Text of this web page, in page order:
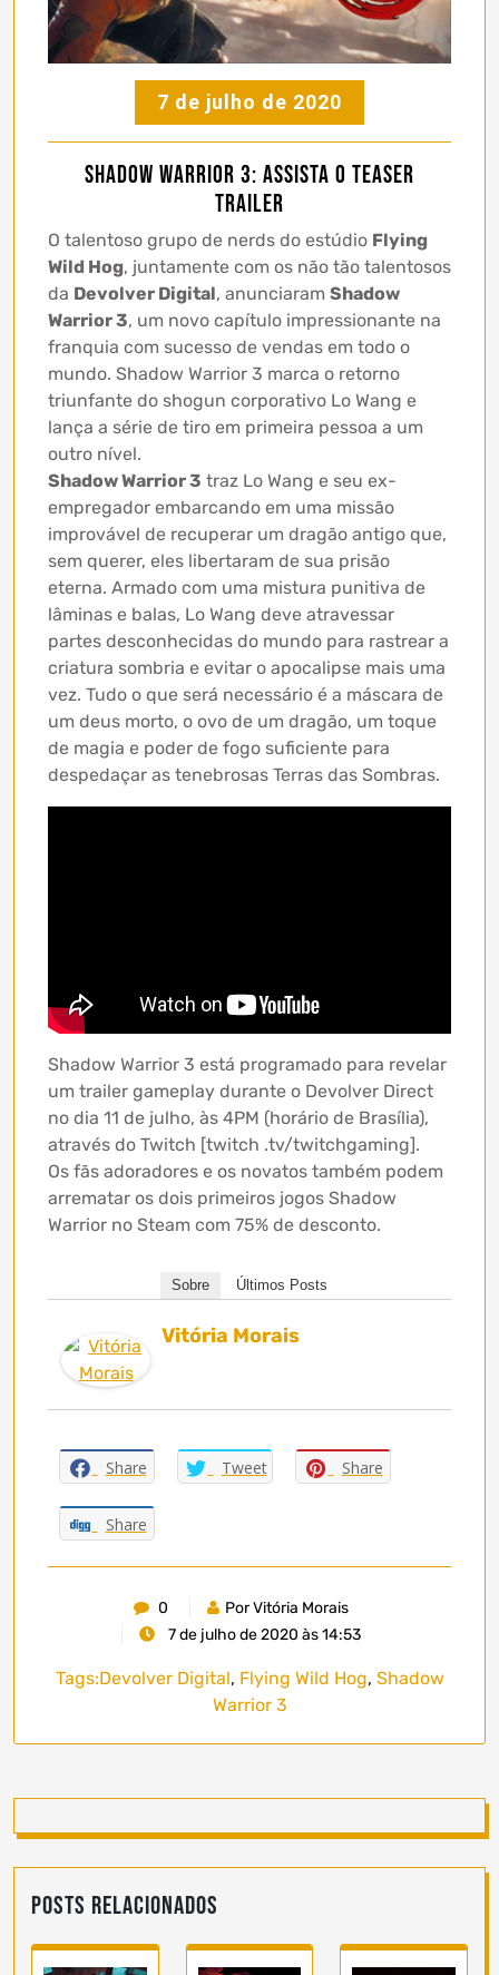
7 de julho de 2020
Shadow Warrior 3: assista o teaser
trailer
O talentoso grupo de nerds do estúdio Flying
Wild Hog, juntamente com os não tão talentosos
da Devolver Digital, anunciaram Shadow
Warrior 3, um novo capítulo impressionante na
franquia com sucesso de vendas em todo o
mundo. Shadow Warrior 3 marca o retorno
triunfante do shogun corporativo Lo Wang e
lança a série de tiro em primeira pessoa a um
outro nível.
Shadow Warrior 3 traz Lo Wang e seu ex-
empregador embarcando em uma missão
improvável de recuperar um dragão antigo que,
sem querer, eles libertaram de sua prisão
eterna. Armado com uma mistura punitiva de
lâminas e balas, Lo Wang deve atravessar
partes desconhecidas do mundo para rastrear a
criatura sombria e evitar o apocalipse mais uma
vez. Tudo o que será necessário é a máscara de
um deus morto, o ovo de um dragão, um toque
de magia e poder de fogo suficiente para
despedaçar as tenebrosas Terras das Sombras.
Shadow Warrior 3 está programado para revelar
um trailer gameplay durante o Devolver Direct
no dia 11 de julho, às 4PM (horário de Brasília),
através do Twitch [twitch .tv/twitchgaming].
Os fãs adoradores e os novatos também podem
arrematar os dois primeiros jogos Shadow
Warrior no Steam com 75% de desconto.
Sobre Últimos Posts
Vitória Morais
Share Tweet Share
Share
0
Por Vitória Morais
7 de julho de 2020 às 14:53
Tags:Devolver Digital, Flying Wild Hog, Shadow
Warrior 3
Posts Relacionados